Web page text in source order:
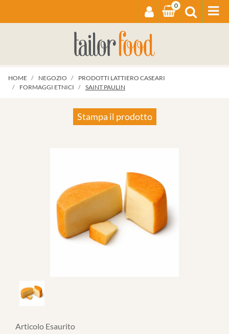
0
HOME NEGOZIO
PRODOTTI LATTIERO CASEARI
FORMAGGI ETNICI
SAINT PAULIN
Stampa il prodotto
Articolo Esaurito